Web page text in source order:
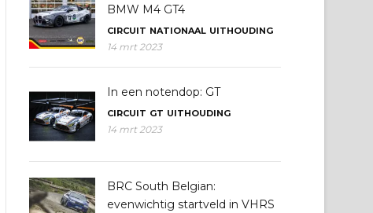
BMW M4 GT4
CIRCUIT NATIONAAL UITHOUDING
14 mrt 2023
In een notendop: GT
CIRCUIT GT UITHOUDING
14 mrt 2023
BRC South Belgian:
evenwichtig startveld in VHRS